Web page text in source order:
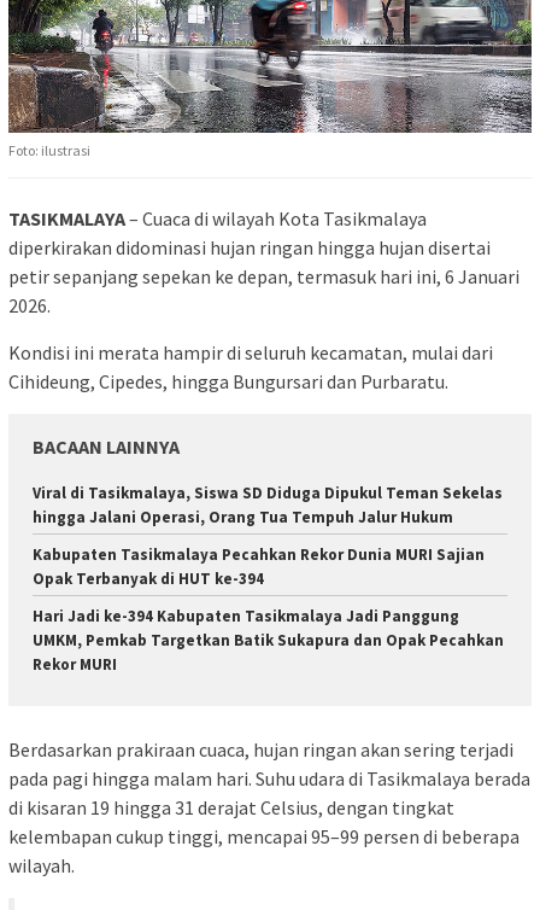
Foto: ilustrasi
TASIKMALAYA– Cuaca di wilayah Kota Tasikmalaya
diperkirakan didominasi hujan ringan hingga hujan disertai
petir sepanjang sepekan ke depan, termasuk hari ini, 6 Januari
2026.
Kondisi ini merata hampir di seluruh kecamatan, mulai dari
Cihideung, Cipedes, hingga Bungursari dan Purbaratu.
BACAAN LAINNYA
Viral di Tasikmalaya, Siswa SD Diduga Dipukul Teman Sekelas
hingga Jalani Operasi, Orang Tua Tempuh Jalur Hukum
Kabupaten Tasikmalaya Pecahkan Rekor Dunia MURI Sajian
Opak Terbanyak di HUT ke-394
Hari Jadi ke-394 Kabupaten Tasikmalaya Jadi Panggung
UMKM, Pemkab Targetkan Batik Sukapura dan Opak Pecahkan
Rekor MURI
Berdasarkan prakiraan cuaca, hujan ringan akan sering terjadi
pada pagi hingga malam hari. Suhu udara di Tasikmalaya berada
di kisaran 19 hingga 31 derajat Celsius, dengan tingkat
kelembapan cukup tinggi, mencapai 95–99 persen di beberapa
wilayah.